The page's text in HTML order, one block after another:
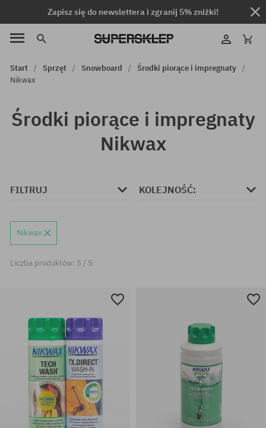
Zapisz się do newslettera i zgranij 5% zniżki!
Start Sprzęt Snowboard
Środki piorące i impregnaty
Nikwax
Środki piorące i impregnaty
Nikwax
FILTRUJ KOLEJNOŚĆ:
Nikwax
Liczba produktów: 5 / 5